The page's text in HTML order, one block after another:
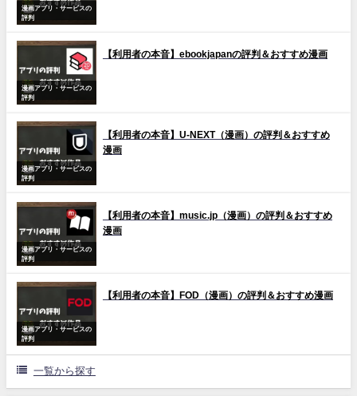
漫画アプリ・サービスの
評判
漫画アプリ・サービスの
評判
【利用者の本音】ebookjapanの評判＆おすすめ漫画
漫画アプリ・サービスの
評判
【利用者の本音】U-NEXT（漫画）の評判＆おすすめ
漫画
漫画アプリ・サービスの
評判
【利用者の本音】music.jp（漫画）の評判＆おすすめ
漫画
漫画アプリ・サービスの
評判
【利用者の本音】FOD（漫画）の評判＆おすすめ漫画
一覧から探す